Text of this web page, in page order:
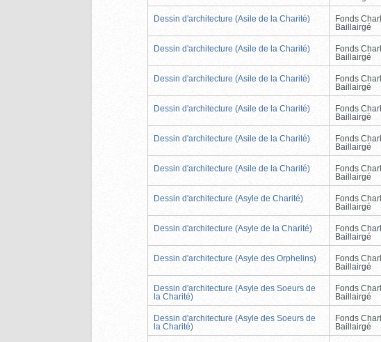
Dessin d'architecture (Asile de la Charité)
Fonds
Baillairgé
Dessin d'architecture (Asile de la Charité)
Fonds
Baillairgé
Dessin d'architecture (Asile de la Charité)
Fonds
Baillairgé
Dessin d'architecture (Asile de la Charité)
Fonds
Baillairgé
Dessin d'architecture (Asile de la Charité)
Fonds
Baillairgé
Dessin d'architecture (Asile de la Charité)
Fonds
Baillairgé
Dessin d'architecture (Asyle de Charité)
Fonds
Baillairgé
Dessin d'architecture (Asyle de la Charité)
Fonds
Baillairgé
Dessin d'architecture (Asyle des Orphelins)
Fonds
Baillairgé
Dessin d'architecture (Asyle des Soeurs de
la Charité)
Fonds
Baillairgé
Dessin d'architecture (Asyle des Soeurs de
la Charité)
Fonds
Baillairgé